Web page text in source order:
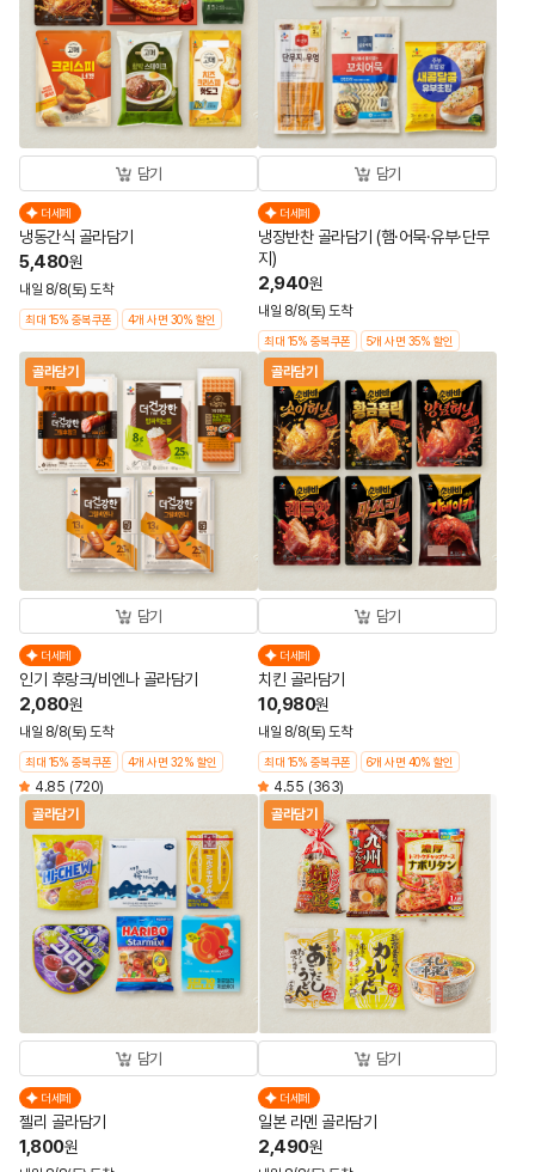
담기
더세페
냉동간식 골라담기
5,480원
내일 8/8(토) 도착
최대 15% 중복쿠폰 4개 사면 30% 할인
담기
더세페
냉장반찬 골라담기 (햄·어묵·유부·단무
지)
2,940원
내일 8/8(토) 도착
최대 15% 중복쿠폰 5개 사면 35% 할인
골라담기
담기
더세페
인기 후랑크/비엔나 골라담기
2,080원
내일 8/8(토) 도착
최대 15% 중복쿠폰 4개 사면 32% 할인
4.85 (720)
골라담기
담기
더세페
치킨 골라담기
10,980원
내일 8/8(토) 도착
최대 15% 중복쿠폰 6개 사면 40% 할인
4.55 (363)
골라담기
담기
더세페
젤리 골라담기
1,800원
골라담기
담기
더세페
일본 라멘 골라담기
2,490원